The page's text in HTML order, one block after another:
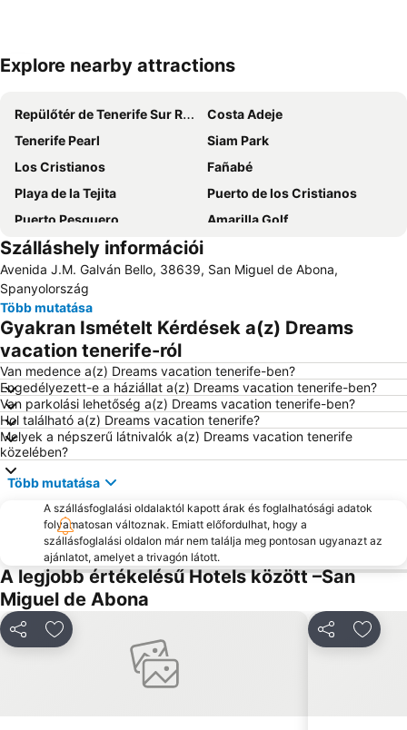
Nagy méretű térkép
Explore nearby attractions
Repülőtér de Tenerife Sur Reina Sofía
Costa Adeje
Tenerife Pearl
Siam Park
Los Cristianos
Fañabé
Playa de la Tejita
Puerto de los Cristianos
Puerto Pesquero
Amarilla Golf
Playa Costa del Silencio
Aqualand
Costa Adeje-San
Las Arenas
Casino Playa de las Américas
Tropicana
Teide Cableway
Playa Martiánez
Playa del Médano
Playa de Torviscas
Del Duque
Costa Adeje-El
Playa Paraíso
Teide National Park
Playa Jardín
La Pinta
Playa de San Juan
Mercadillo de Alcalá
El Tope-La Costa
Szálláshely információi
Avenida J.M. Galván Bello, 38639, San Miguel de Abona,
Spanyolország
Több mutatása
Gyakran Ismételt Kérdések a(z) Dreams
vacation tenerife-ról
Van medence a(z) Dreams vacation tenerife-ben?
Engedélyezett-e a háziállat a(z) Dreams vacation tenerife-ben?
Van parkolási lehetőség a(z) Dreams vacation tenerife-ben?
Hol található a(z) Dreams vacation tenerife?
Melyek a népszerű látnivalók a(z) Dreams vacation tenerife
közelében?
Több mutatása
A szállásfoglalási oldalaktól kapott árak és foglalhatósági adatok
folyamatosan változnak. Emiatt előfordulhat, hogy a
szállásfoglalási oldalon már nem találja meg pontosan ugyanazt az
ajánlatot, amelyet a trivagón látott.
A legjobb értékelésű Hotels között –San
Miguel de Abona
MegosztásHozzáadás a kedvencekhez Megosztás